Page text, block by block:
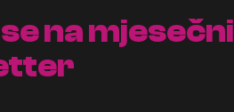
na mjesečni